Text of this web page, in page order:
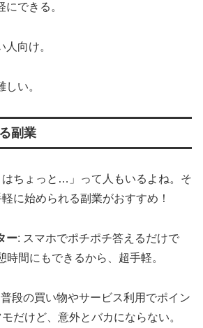
できる。
人向け。
い。
副業
はちょっと…」って人もいるよね。そ
に始められる副業がおすすめ！
ー: スマホでポチポチ答えるだけで
時間にもできるから、超手軽。
普段の買い物やサービス利用でポイン
だけど、意外とバカにならない。